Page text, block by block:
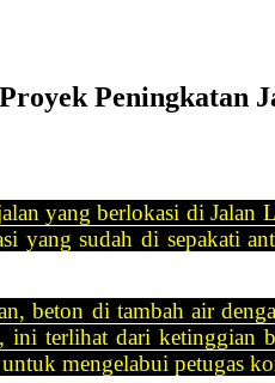
Peningkatan
yang berlokasi di Jalan
yang sudah di sepakati
beton di tambah air
ini terlihat dari
mengelabui petugas